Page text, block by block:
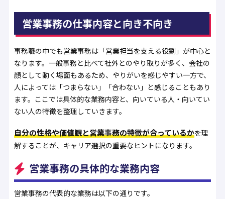
営業事務の仕事内容と向き不向き
事務職の中でも営業事務は「営業担当を支える役割」が中心と
なります。一般事務と比べて社外とのやり取りが多く、会社の
顔として動く場面もあるため、やりがいを感じやすい一方で、
人によっては「つまらない」「合わない」と感じることもあり
ます。ここでは具体的な業務内容と、向いている人・向いてい
ない人の特徴を整理していきます。
自分の性格や価値観と営業事務の特徴が合っているかを理
解することが、キャリア選択の重要なヒントになります。
営業事務の具体的な業務内容
営業事務の代表的な業務は以下の通りです。